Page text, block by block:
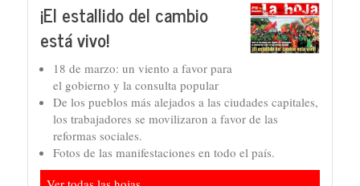
¡El estallido del cambio
está vivo!
18 de marzo: un viento a favor para
el gobierno y la consulta popular
De los pueblos más alejados a las ciudades capitales,
los trabajadores se movilizaron a favor de las
reformas sociales.
Fotos de las manifestaciones en todo el país.